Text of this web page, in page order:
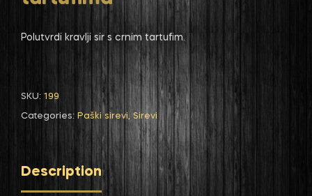
Polutvrdi kravlji sir s crnim tartufim.
SKU: 199
Categories: Paški sirevi, Sirevi
Description